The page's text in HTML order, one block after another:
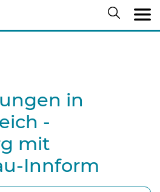
in
-
mit
Innform